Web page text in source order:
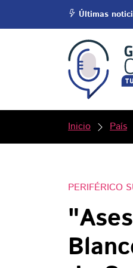
Últimas
Inicio País
PERIFÉRICO